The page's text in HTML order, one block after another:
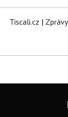
Tiscali.cz | Zprávy